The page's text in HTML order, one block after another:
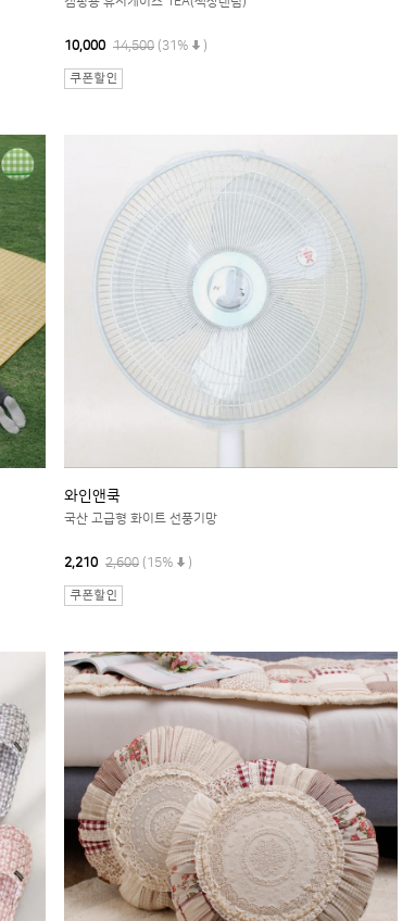
10,000 14,500 (31% )
와인앤쿡
국산 고급형 화이트 선풍기망
2,210 2,600 (15% )